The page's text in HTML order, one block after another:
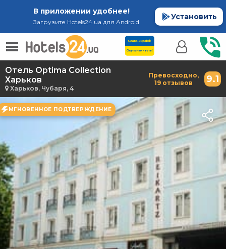
В приложении удобнее!
Загрузите Hotels24.ua для Android
Установить
Отель Optima Collection
Харьков
Харьков, Чубаря, 4
Превосходно, 9.1
19 отзывов
МГНОВЕННОЕ ПОДТВЕРЖДЕНИЕ